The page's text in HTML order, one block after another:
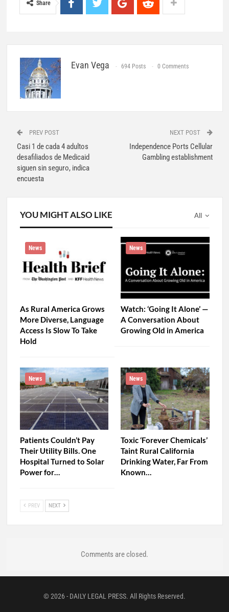
Share
Evan Vega 694 Posts 0 Comments
PREV POST
Casi 1 de cada 4 adultos
desafiliados de Medicaid
siguen sin seguro, indica
encuesta
NEXT POST
Independence Ports Cellular
Gambling establishment
All
YOU MIGHT ALSO LIKE
News
As Rural America Grows
More Diverse, Language
Access Is Slow To Take
Hold
News
Watch: ‘Going It Alone’ —
A Conversation About
Growing Old in America
News
Patients Couldn’t Pay
Their Utility Bills. One
Hospital Turned to Solar
Power for…
News
Toxic ‘Forever Chemicals’
Taint Rural California
Drinking Water, Far From
Known…
PREV NEXT
Comments are closed.
© 2026 - DAILY LEGAL PRESS. All Rights Reserved.